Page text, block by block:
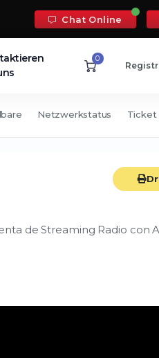
Chat Online
0
Netzwerkstatus Ticket
de Streaming Radio con